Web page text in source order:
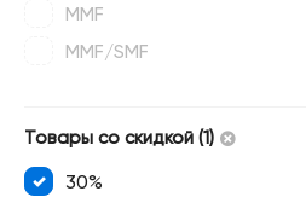
MMF
MMF/SMF
Товары со скидкой (1)
30%